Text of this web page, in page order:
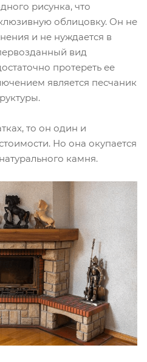
рисунка, что
облицовку. Он не
и не нуждается в
вид
протереть ее
является песчаник
то он один и
Но она окупается
камня.